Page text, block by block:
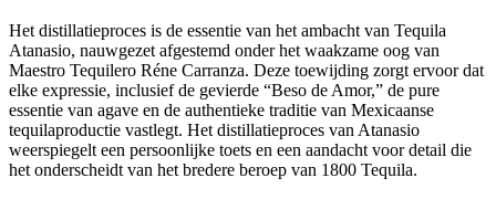
Het distillatieproces is de essentie van het ambacht van Tequila
Atanasio, nauwgezet afgestemd onder het waakzame oog van
Maestro Tequilero Réne Carranza. Deze toewijding zorgt ervoor dat
elke expressie, inclusief de gevierde “Beso de Amor,” de pure
essentie van agave en de authentieke traditie van Mexicaanse
tequilaproductie vastlegt. Het distillatieproces van Atanasio
weerspiegelt een persoonlijke toets en een aandacht voor detail die
het onderscheidt van het bredere beroep van 1800 Tequila.